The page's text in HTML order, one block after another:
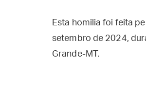
Esta homilia foi feita
setembro de 2024,
Grande-MT.